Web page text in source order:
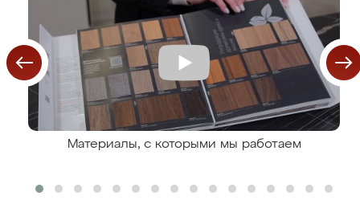
Материалы, с которыми мы работаем